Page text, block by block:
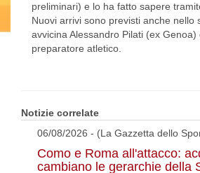
preliminari) e lo ha fatto sapere
Nuovi arrivi sono previsti anche nello
avvicina Alessandro Pilati (ex
preparatore atletico.
Notizie correlate
06/08/2026 - (La Gazzetta dello
Como e Roma all'attacco:
cambiano le gerarchie della